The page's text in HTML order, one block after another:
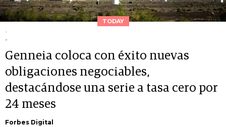
TODAY
-
-
Genneia coloca con éxito nuevas
obligaciones negociables,
destacándose una serie a tasa cero por
24 meses
Forbes Digital